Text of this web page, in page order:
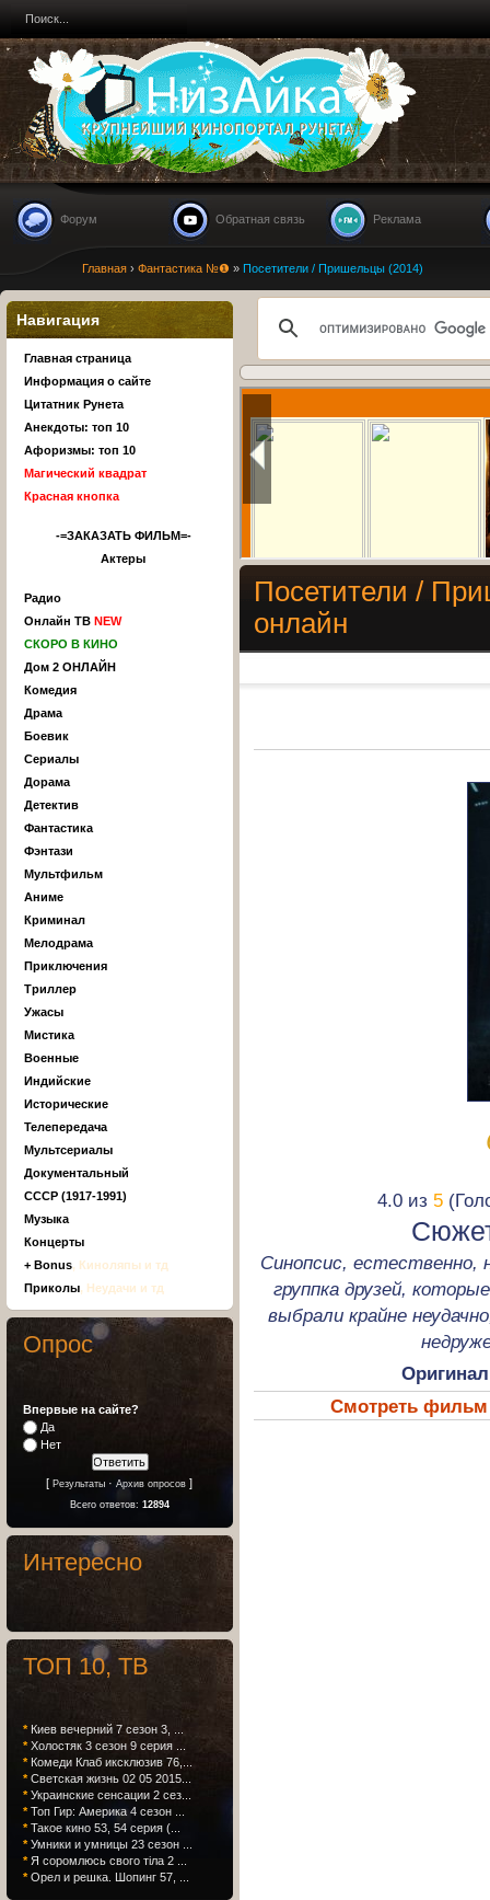
Nizaika.ru
Форум Обратная связь Реклама
Главная › Фантастика №❶ » Посетители / Пришельцы (2014)
Посетители /
онлайн
4.0 из 5
Синопсис,
группка друзей,
выбрали крайне
Смотреть фильм
Навигация
Главная страница
Информация о сайте
Цитатник Рунета
Анекдоты: топ 10
Афоризмы: топ 10
Магический квадрат
Красная кнопка
-=ЗАКАЗАТЬ ФИЛЬМ=-
Актеры
Радио
Онлайн ТВ NEW
СКОРО В КИНО
Дом 2 ОНЛАЙН
Комедия
Драма
Боевик
Сериалы
Дорама
Детектив
Фантастика
Фэнтази
Мультфильм
Аниме
Криминал
Мелодрама
Приключения
Триллер
Ужасы
Мистика
Военные
Индийские
Исторические
Телепередача
Мультсериалы
Документальный
СССР (1917-1991)
Музыка
Концерты
+ Bonus, Киноляпы и тд
Приколы, Неудачи и тд
Опрос
Впервые на сайте?
Да
Нет
[Результаты ·Архив опросов ]
Всего ответов: 12894
Интересно
ТОП 10, ТВ
* Киев вечерний 7 сезон 3, ...
* Холостяк 3 сезон 9 серия ...
* Комеди Клаб иксклюзив 76,...
* Светская жизнь 02 05 2015...
* Украинские сенсации 2 сез...
* Топ Гир: Америка 4 сезон ...
* Такое кино 53, 54 серия (...
* Умники и умницы 23 сезон ...
* Я соромлюсь свого тіла 2 ...
* Орел и решка. Шопинг 57, ...